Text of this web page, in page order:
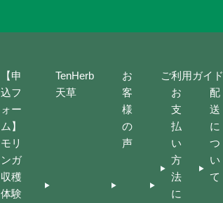
【申
込フ
ォー
ム】
モリ
ンガ
収穫
体験
TenHerb
天草
お
客
様
の
声
ご利用ガイド
お
支
払
い
方
法
に
配
送
に
つ
い
て